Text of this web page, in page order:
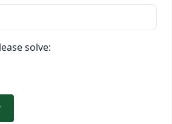
solve: